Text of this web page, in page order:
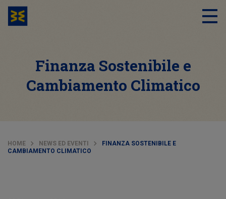
Finanza Sostenibile e
Cambiamento Climatico
HOME NEWS ED EVENTI
FINANZA SOSTENIBILE E
CAMBIAMENTO CLIMATICO